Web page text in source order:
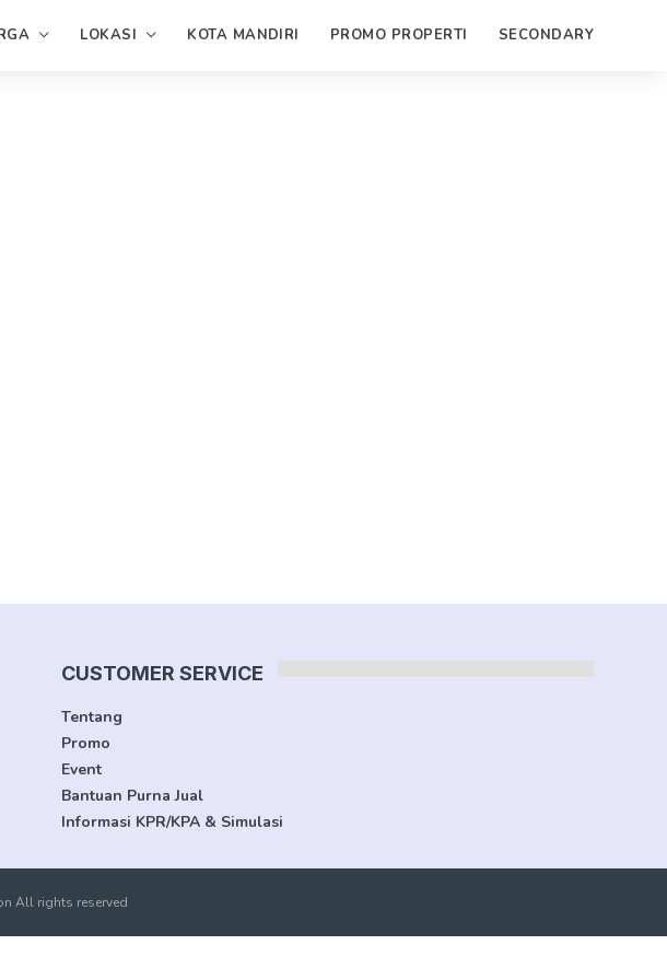
LOKASI KOTA MANDIRI PROMO PROPERTI SECONDARY
CUSTOMER SERVICE
Tentang
Promo
Event
Bantuan Purna Jual
Informasi KPR/KPA & Simulasi
All rights reserved